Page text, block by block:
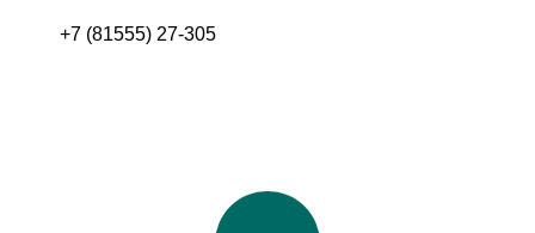
+7 (81555) 27-305